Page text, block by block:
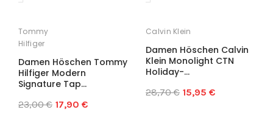
Tommy
Hilfiger
Damen Höschen Tommy
Hilfiger Modern
Signature Tap...
23,00 € 17,90 €
Calvin Klein
Damen Höschen Calvin
Klein Monolight CTN
Holiday-...
28,70 € 15,95 €